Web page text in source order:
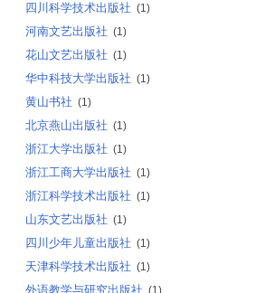
四川科学技术出版社 (1)
河南文艺出版社 (1)
花山文艺出版社 (1)
华中科技大学出版社 (1)
黄山书社 (1)
北京燕山出版社 (1)
浙江大学出版社 (1)
浙江工商大学出版社 (1)
浙江科学技术出版社 (1)
山东文艺出版社 (1)
四川少年儿童出版社 (1)
天津科学技术出版社 (1)
外语教学与研究出版社 (1)